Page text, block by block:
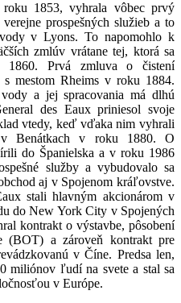
1853, vyhrala vôbec prvý
prospešných služieb a to
v Lyons. To napomohlo k
zmlúv vrátane tej, ktorá sa
Prvá zmluva o čistení
mestom Rheims v roku 1884.
a jej spracovania má dlhú
des Eaux priniesol svoje
vtedy, keď vďaka nim vyhrali
Benátkach v roku 1880. O
do Španielska a v roku 1986
služby a vybudovalo sa
aj v Spojenom kráľovstve.
stali hlavným akcionárom v
do New York City v Spojených
kontrakt o výstavbe, pôsobení
(BOT) a zároveň kontrakt pre
v Číne. Predsa len,
miliónov ľudí na svete a stal sa
v Európe.